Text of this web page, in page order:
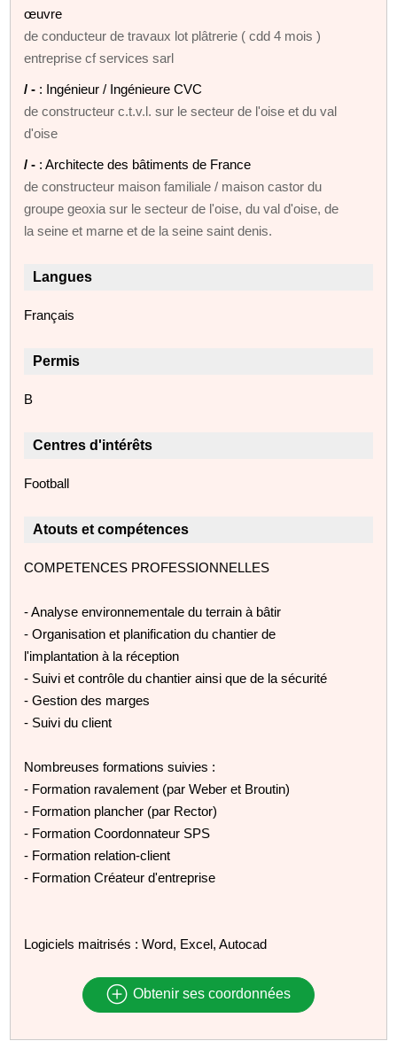
œuvre
de conducteur de travaux lot plâtrerie ( cdd 4 mois )
entreprise cf services sarl
/ - : Ingénieur / Ingénieure CVC
de constructeur c.t.v.l. sur le secteur de l'oise et du val
d'oise
/ - : Architecte des bâtiments de France
de constructeur maison familiale / maison castor du
groupe geoxia sur le secteur de l'oise, du val d'oise, de
la seine et marne et de la seine saint denis.
Langues
Français
Permis
B
Centres d'intérêts
Football
Atouts et compétences
COMPETENCES PROFESSIONNELLES
- Analyse environnementale du terrain à bâtir
- Organisation et planification du chantier de
l'implantation à la réception
- Suivi et contrôle du chantier ainsi que de la sécurité
- Gestion des marges
- Suivi du client
Nombreuses formations suivies :
- Formation ravalement (par Weber et Broutin)
- Formation plancher (par Rector)
- Formation Coordonnateur SPS
- Formation relation-client
- Formation Créateur d'entreprise
Logiciels maitrisés : Word, Excel, Autocad
Obtenir ses coordonnées